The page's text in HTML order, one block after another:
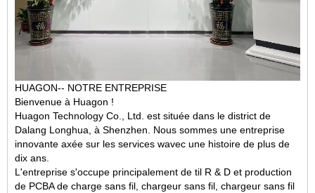
HUAGON-- NOTRE ENTREPRISE
Bienvenue à Huagon !
Huagon Technology Co., Ltd. est située dans le district de
Dalang Longhua, à Shenzhen. Nous sommes une entreprise
innovante axée sur les services wavec une histoire de plus de
dix ans
L'entreprise s'occupe principalement de til R & D et production
de PCBA de charge sans fil, chargeur sans fil, chargeur sans fil